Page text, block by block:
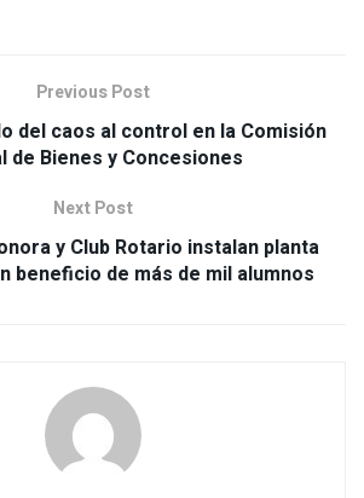
Previous Post
del caos al control en la Comisión
de Bienes y Concesiones
Next Post
y Club Rotario instalan planta
beneficio de más de mil alumnos